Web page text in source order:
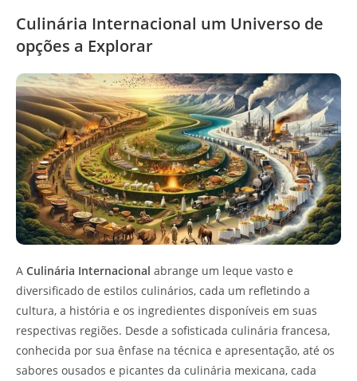
Culinária Internacional um Universo de
opções a Explorar
A Culinária Internacional abrange um leque vasto e
diversificado de estilos culinários, cada um refletindo a
cultura, a história e os ingredientes disponíveis em suas
respectivas regiões. Desde a sofisticada culinária francesa,
conhecida por sua ênfase na técnica e apresentação, até os
sabores ousados e picantes da culinária mexicana, cada